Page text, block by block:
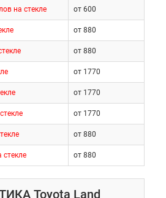
на стекле от 600
от 880
от 880
от 1770
от 1770
от 1770
от 880
стекле от 880
Toyota Land